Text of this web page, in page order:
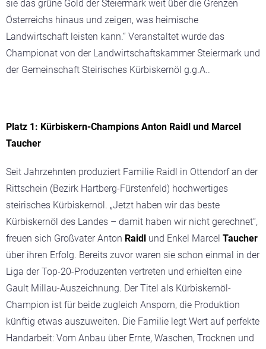
sie das grüne Gold der Steiermark weit über die Grenzen
Österreichs hinaus und zeigen, was heimische
Landwirtschaft leisten kann.“ Veranstaltet wurde das
Championat von der Landwirtschaftskammer Steiermark und
der Gemeinschaft Steirisches Kürbiskernöl g.g.A..
Platz 1: Kürbiskern-Champions Anton Raidl und Marcel
Taucher
Seit Jahrzehnten produziert Familie Raidl in Ottendorf an der
Rittschein (Bezirk Hartberg-Fürstenfeld) hochwertiges
steirisches Kürbiskernöl. „Jetzt haben wir das beste
Kürbiskernöl des Landes – damit haben wir nicht gerechnet“,
freuen sich Großvater Anton Raidl und Enkel Marcel Taucher
über ihren Erfolg. Bereits zuvor waren sie schon einmal in der
Liga der Top-20-Produzenten vertreten und erhielten eine
Gault Millau-Auszeichnung. Der Titel als Kürbiskernöl-
Champion ist für beide zugleich Ansporn, die Produktion
künftig etwas auszuweiten. Die Familie legt Wert auf perfekte
Handarbeit: Vom Anbau über Ernte, Waschen, Trocknen und